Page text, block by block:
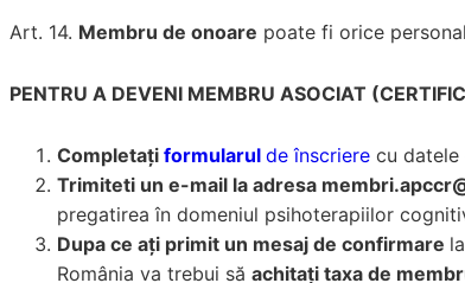
Art. 14. Membru de onoare poate fi orice
PENTRU A DEVENI MEMBRU ASOCIAT
Completați formularul de înscriere cu datele
Trimiteti un e-mail la adresa
pregatirea în domeniul psihoterapiilor
Dupa ce ați primit un mesaj de confirmare
România va trebui să achitați taxa de